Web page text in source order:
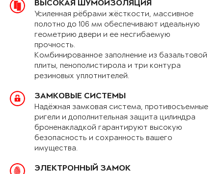
ВЫСОКАЯ ШУМОИЗОЛЯЦИЯ
Усиленная рёбрами жёсткости, массивное
полотно до 106 мм обеспечивают идеальную
геометрию двери и ее несгибаемую
прочность.
Комбинированное заполнение из базальтовой
плиты, пенополистирола и три контура
резиновых уплотнителей.
ЗАМКОВЫЕ СИСТЕМЫ
Надёжная замковая система, противосъемные
ригели и дополнительная защита цилиндра
броненакладкой гарантируют высокую
безопасность и сохранность вашего
имущества.
ЭЛЕКТРОННЫЙ ЗАМОК